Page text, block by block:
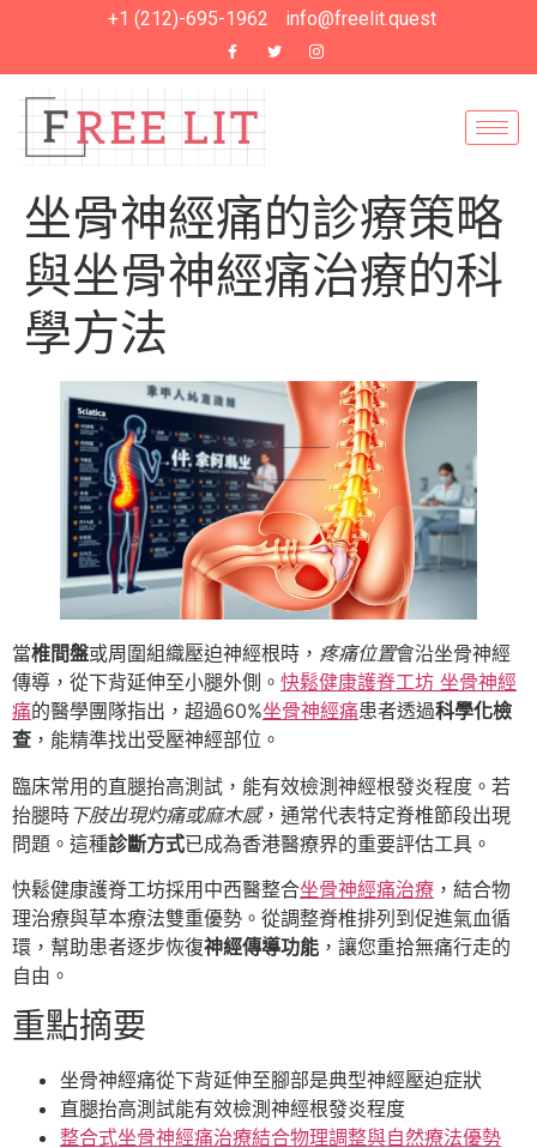
+1 (212)-695-1962 info@freelit.quest
坐骨神經痛的診療策略
與坐骨神經痛治療的科
學方法
當椎間盤或周圍組織壓迫神經根時， 疼痛位置會沿坐骨神經
傳導，從下背延伸至小腿外側。 快鬆健康護脊工坊 坐骨神經
痛的醫學團隊指出，超過60%坐骨神經痛患者透過科學化檢
查 ，能精準找出受壓神經部位。
臨床常用的直腿抬高測試，能有效檢測神經根發炎程度。若
抬腿時下肢出現灼痛或麻木感，通常代表特定脊椎節段出現
問題。這種診斷方式已成為香港醫療界的重要評估工具。
快鬆健康護脊工坊採用中西醫整合坐骨神經痛治療 ，結合物
理治療與草本療法雙重優勢。從調整脊椎排列到促進氣血循
環，幫助患者逐步恢復神經傳導功能 ，讓您重拾無痛行走的
自由。
重點摘要
坐骨神經痛從下背延伸至腳部是典型神經壓迫症狀
直腿抬高測試能有效檢測神經根發炎程度
整合式坐骨神經痛治療結合物理調整與自然療法優勢